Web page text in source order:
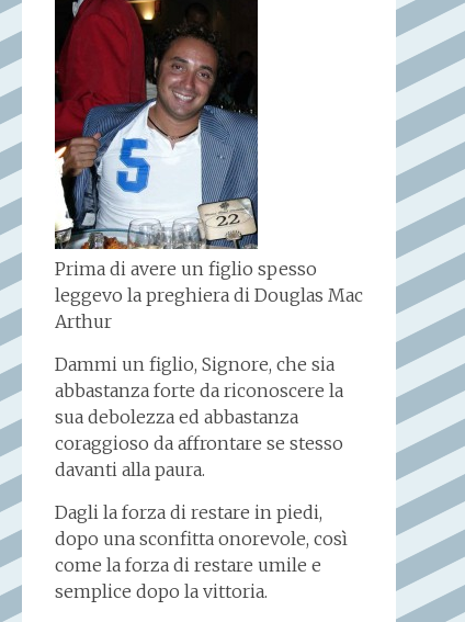
Prima di avere un figlio spesso
leggevo la preghiera di Douglas Mac
Arthur
Dammi un figlio, Signore, che sia
abbastanza forte da riconoscere la
sua debolezza ed abbastanza
coraggioso da affrontare se stesso
davanti alla paura.
Dagli la forza di restare in piedi,
dopo una sconfitta onorevole, così
come la forza di restare umile e
semplice dopo la vittoria.